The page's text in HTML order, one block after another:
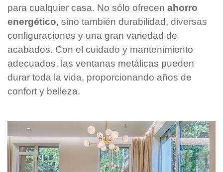
para cualquier casa. No sólo ofrecen ahorro
energético, sino también durabilidad, diversas
configuraciones y una gran variedad de
acabados. Con el cuidado y mantenimiento
adecuados, las ventanas metálicas pueden
durar toda la vida, proporcionando años de
confort y belleza.